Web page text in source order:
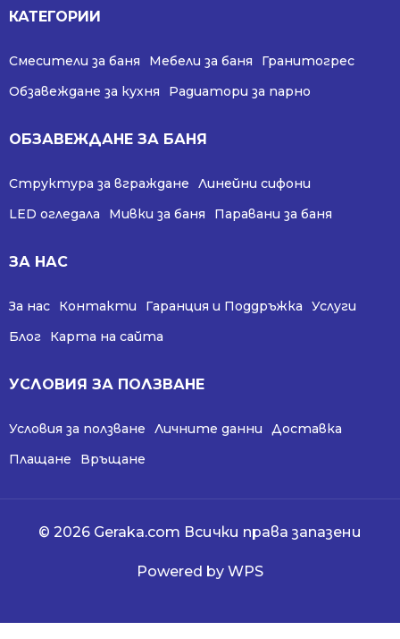
КАТЕГОРИИ
Смесители за баня Мебели за баня
Гранитогрес
Обзавеждане за кухня
Радиатори за парно
ОБЗАВЕЖДАНЕ ЗА БАНЯ
Структура за вграждане
Линейни сифони
LED огледала
Мивки за баня Паравани за баня
ЗА НАС
За нас Контакти Гаранция и Поддръжка
Услуги
Блог
Карта на сайта
УСЛОВИЯ ЗА ПОЛЗВАНЕ
Условия за ползване Личните данни
Доставка
Плащане
Връщане
© 2026 Geraka.com Всички права запазени
Powered by WPS